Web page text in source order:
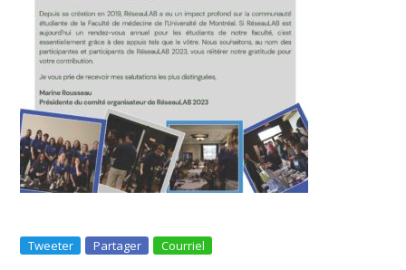
Tweeter Partager Courriel